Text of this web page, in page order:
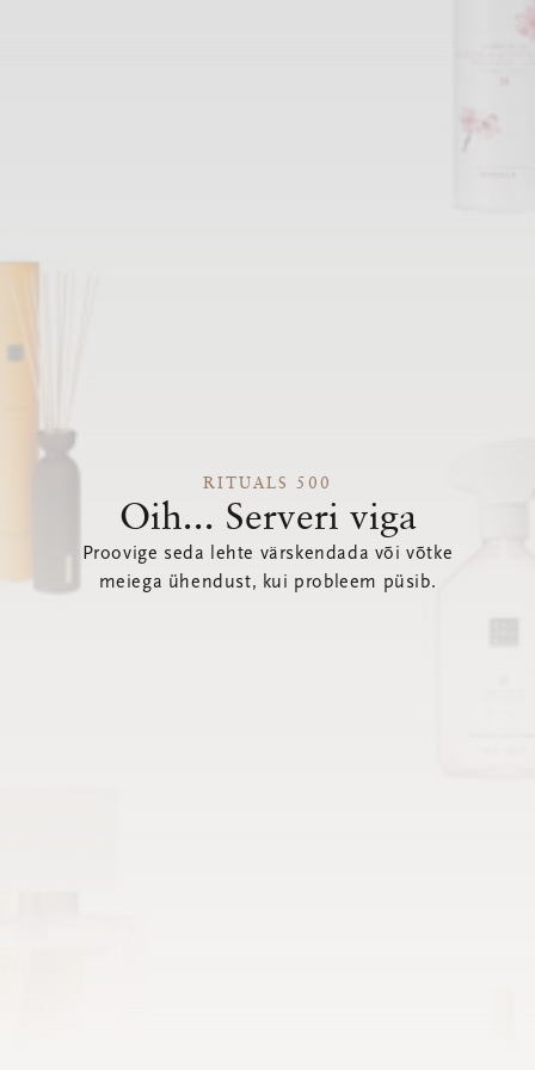
RITUALS 500
Oih... Serveri viga
Proovige seda lehte värskendada või võtke
meiega ühendust, kui probleem püsib.